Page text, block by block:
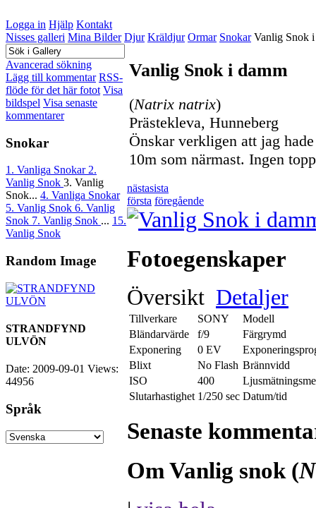
Logga in Hjälp Kontakt
Nisses galleri Mina Bilder Djur Kräldjur Ormar Snokar Vanlig Snok
Avancerad sökning
Lägg till kommentar RSS-
flöde för det här fotot Visa
bildspel Visa senaste
kommentarer
Snokar
1. Vanliga Snokar2.
Vanlig Snok 3. Vanlig
Snok... 4. Vanliga Snokar
5. Vanlig Snok 6. Vanlig
Snok 7. Vanlig Snok ... 15.
Vanlig Snok
Random Image
STRANDFYND
ULVÖN
Date: 2009-09-01 Views:
44956
Språk
Vanlig Snok i damm
(Natrix natrix)
Prästekleva, Hunneberg
Önskar verkligen att jag
10m som närmast. Ingen
nästasista
första föregående
Fotoegenskaper
Översikt Detaljer
Tillverkare SONY
Modell
Bländarvärde
f/9
Färgrymd
Exponering
0 EV
Blixt
No Flash Brännvidd
ISO
400
Slutarhastighet 1/250 sec Datum/tid
Senaste
Om Vanlig snok (